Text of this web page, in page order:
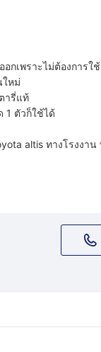
กเพราะไม่ต้องการ
ใหม่
ารี่แท้
1 ตัวก็ใช้ได้
altis ทางโรงงา